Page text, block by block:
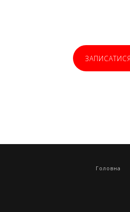
ЗАПИСАТИСЯ
Головна